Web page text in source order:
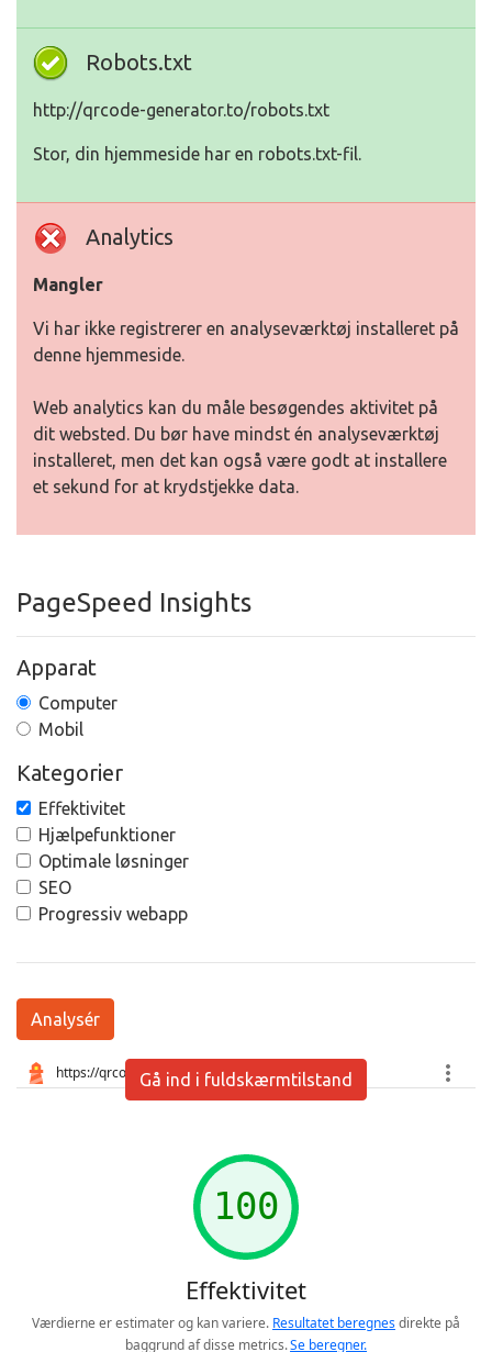
Robots.txt
http://qrcode-generator.to/robots.txt
Stor, din hjemmeside har en robots.txt-fil.
Analytics
Mangler
Vi har ikke registrerer en analyseværktøj installeret på
denne hjemmeside.
Web analytics kan du måle besøgendes aktivitet på
dit websted. Du bør have mindst én analyseværktøj
installeret, men det kan også være godt at installere
et sekund for at krydstjekke data.
PageSpeed Insights
Apparat
Computer
Mobil
Kategorier
Effektivitet
Hjælpefunktioner
Optimale løsninger
SEO
Progressiv webapp
Analysér
Gå ind i fuldskærmtilstand